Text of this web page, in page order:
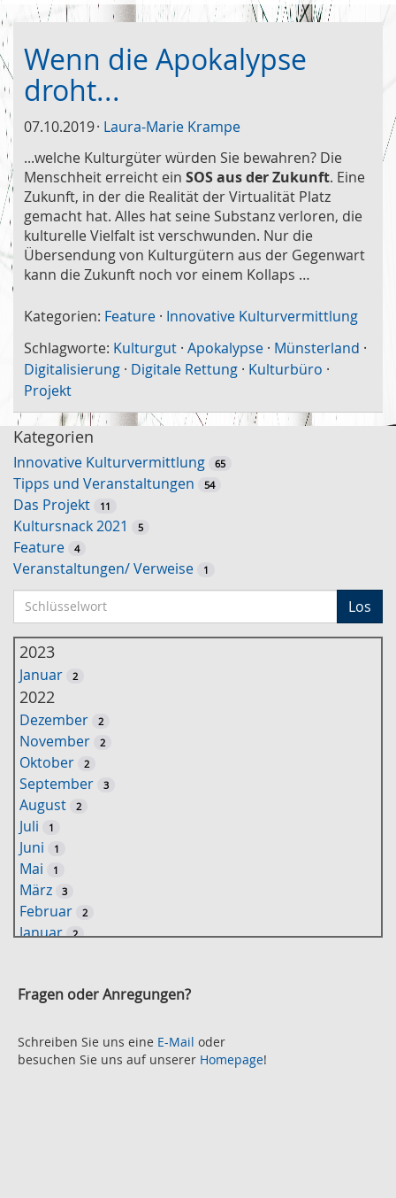
Wenn die Apokalypse
droht...
07.10.2019 Laura-Marie Krampe
...welche Kulturgüter würden Sie bewahren? Die
Menschheit erreicht ein SOS aus der Zukunft. Eine
Zukunft, in der die Realität der Virtualität Platz
gemacht hat. Alles hat seine Substanz verloren, die
kulturelle Vielfalt ist verschwunden. Nur die
Übersendung von Kulturgütern aus der Gegenwart
kann die Zukunft noch vor einem Kollaps …
Kategorien: Feature · Innovative Kulturvermittlung
Schlagworte: Kulturgut · Apokalypse · Münsterland ·
Digitalisierung · Digitale Rettung · Kulturbüro ·
Projekt
Kategorien
Innovative Kulturvermittlung 65
Tipps und Veranstaltungen 54
Das Projekt 11
Kultursnack 2021 5
Feature 4
Veranstaltungen/ Verweise 1
c
h
ü
w
o
r
u
c
Los
2023
Januar 2
2022
Dezember 2
November 2
Oktober 2
September 3
August 2
Juli 1
Juni 1
Mai 1
März 3
Februar 2
Januar 2
Oktober 2
August 2
Juli 2
Fragen oder Anregungen?
Schreiben Sie uns eine E-Mail oder
besuchen Sie uns auf unserer Homepage!